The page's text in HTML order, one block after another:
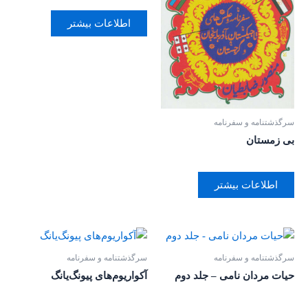
سرگذشتنامه و سفرنامه
بی زمستان
اطلاعات بیشتر
اطلاعات بیشتر
سرگذشتنامه و سفرنامه
حیات مردان نامی – جلد دوم
سرگذشتنامه و سفرنامه
آکواریوم‌های پیونگ‌یانگ